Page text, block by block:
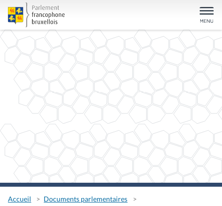
Accueil
Documents parlementaires